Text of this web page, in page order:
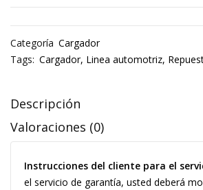
Categoría Cargador
Tags: Cargador, Linea automotriz,
Descripción
Valoraciones (0)
Instrucciones del cliente para el
el servicio de garantía, usted deberá